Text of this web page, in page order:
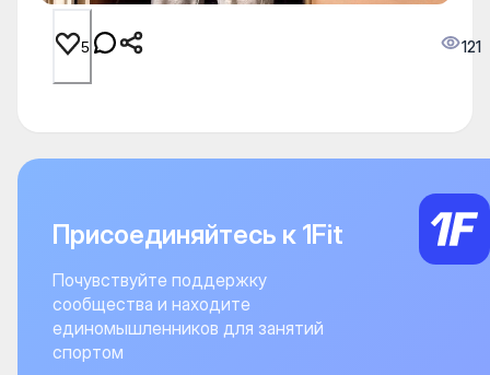
5 121
Присоединяйтесь к 1Fit
Почувствуйте поддержку
сообщества и находите
единомышленников для занятий
спортом